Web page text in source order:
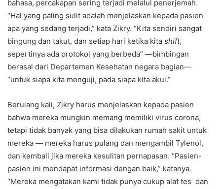
bahasa, percakapan sering terjadi melalui penerjemah.
“Hal yang paling sulit adalah menjelaskan kepada pasien
apa yang sedang terjadi,” kata Zikry. “Kita sendiri sangat
bingung dan takut, dan setiap hari ketika kita shift,
sepertinya ada protokol yang berbeda” —bimbingan
berasal dari Departemen Kesehatan negara bagian—
“untuk siapa kita menguji, pada siapa kita akui.”
Berulang kali, Zikry harus menjelaskan kepada pasien
bahwa mereka mungkin memang memiliki virus corona,
tetapi tidak banyak yang bisa dilakukan rumah sakit untuk
mereka — mereka harus pulang dan mengambil Tylenol,
dan kembali jika mereka kesulitan pernapasan. “Pasien-
pasien ini mendapat informasi dengan baik,” katanya.
“Mereka mengatakan kami tidak punya cukup alat tes dan